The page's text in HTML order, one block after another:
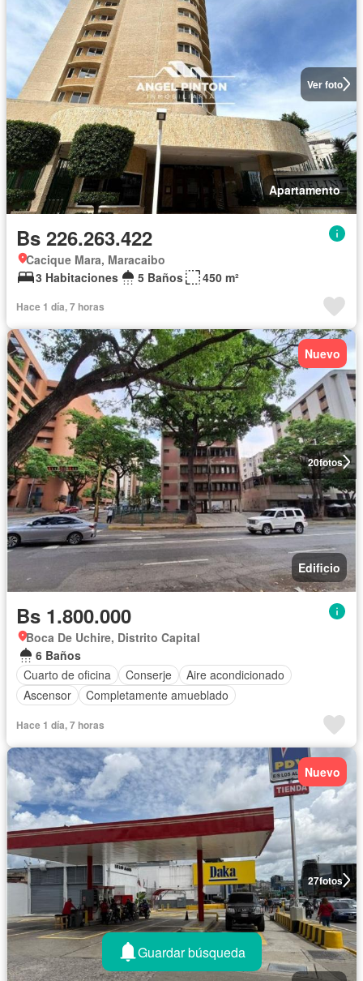
Ver foto
Apartamento
Bs 226.263.422
Cacique Mara, Maracaibo
3 Habitaciones
5 Baños 450 m²
Hace 1 día, 7 horas
20fotos
Nuevo
Edificio
Bs 1.800.000
Boca De Uchire, Distrito Capital
6 Baños
Cuarto de oficina
Conserje
Aire acondicionado
Ascensor
Completamente amueblado
Hace 1 día, 7 horas
27fotos
Nuevo
Guardar búsqueda